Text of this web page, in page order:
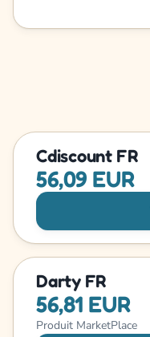
Cdiscount FR
56,09 EUR
Darty FR
56,81 EUR
Produit MarketPlace